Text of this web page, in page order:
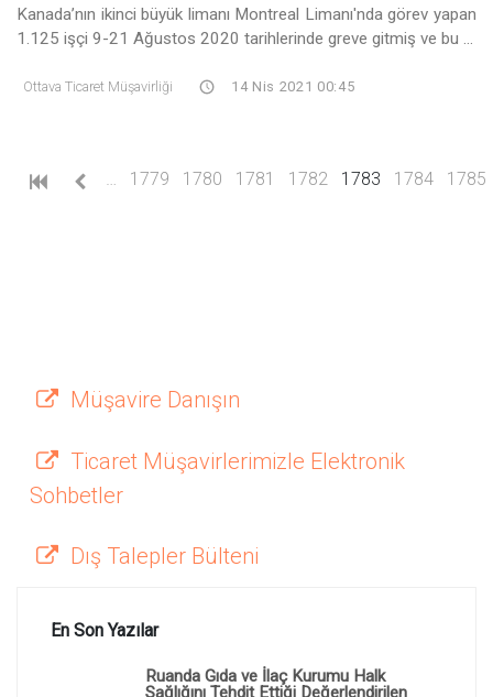
Kanada’nın ikinci büyük limanı Montreal Limanı'nda görev yapan
1.125 işçi 9-21 Ağustos 2020 tarihlerinde greve gitmiş ve bu ...
Ottava Ticaret Müşavirliği 14 Nis 2021 00:45
1779 1780 1781 1782 1783 (current)
1784 1785
Müşavire Danışın
Ticaret Müşavirlerimizle Elektronik
Sohbetler
Dış Talepler Bülteni
En Son Yazılar
Ruanda Gıda ve İlaç Kurumu Halk
Sağlığını Tehdit Ettiği Değerlendirilen